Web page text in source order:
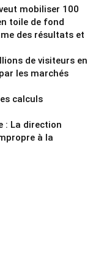
mobiliser 100
toile de fond
des résultats et
de visiteurs en
les marchés
calculs
: La direction
à la